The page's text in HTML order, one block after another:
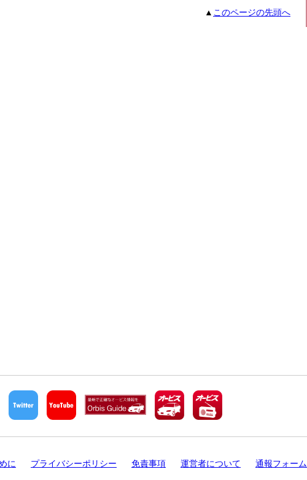
▲ このページの先頭へ
に プライバシーポリシー 免責事項 運営者について 通報フォーム